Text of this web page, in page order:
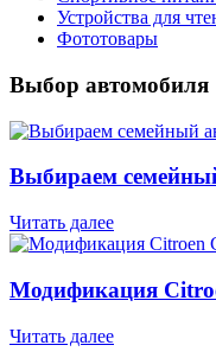
Устройства для
Фототовары
Выбор автомобиля
Выбираем
Читать далее
Модификация
Читать далее